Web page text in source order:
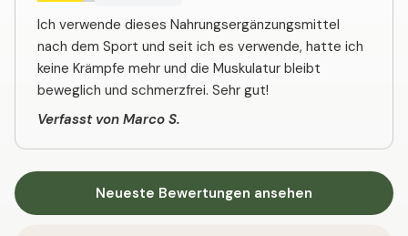
Ich verwende dieses Nahrungsergänzungsmittel
nach dem Sport und seit ich es verwende, hatte ich
keine Krämpfe mehr und die Muskulatur bleibt
beweglich und schmerzfrei. Sehr gut!
Verfasst von Marco S.
Neueste Bewertungen ansehen